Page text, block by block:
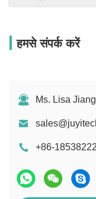
हमसे संपर्क करें
Ms. Lisa Jiang
+86-